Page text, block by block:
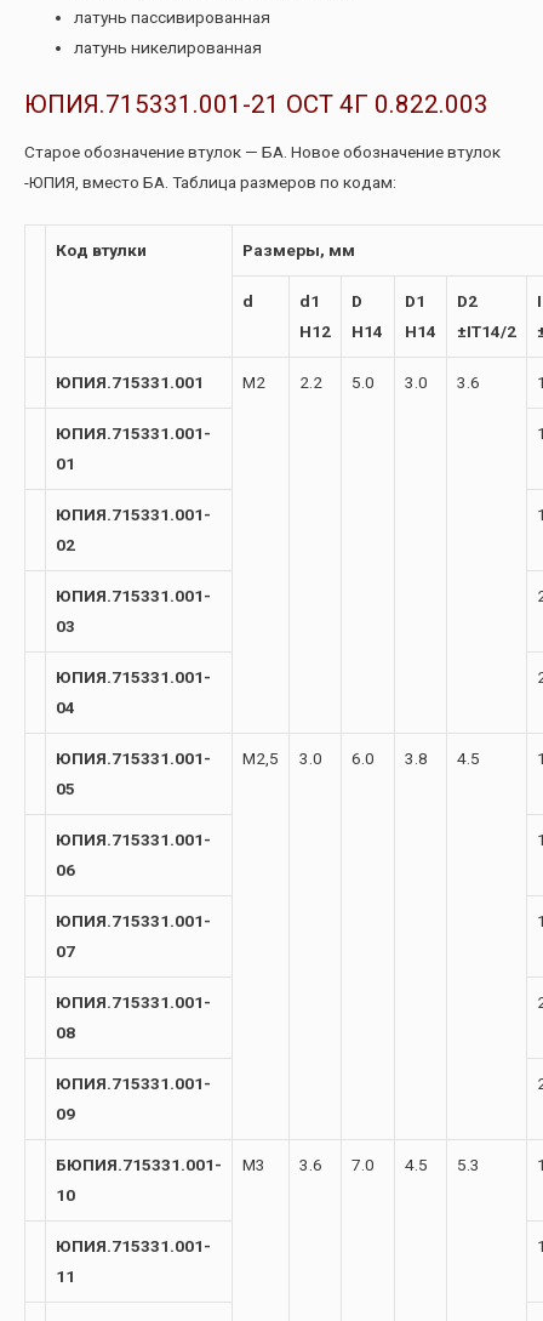
латунь пассивированная
латунь никелированная
ЮПИЯ.715331.001-21 ОСТ 4Г 0.822.003
Старое обозначение втулок — БА. Новое обозначение втулок
-ЮПИЯ, вместо БА. Таблица размеров по кодам:
Код втулки Размеры, мм
d
d1
H12
D
H14
D1
H14
D2
±IT14/2
I
ЮПИЯ.715331.001 М2 2.2 5.0 3.0 3.6
ЮПИЯ.715331.001-
01
ЮПИЯ.715331.001-
02
ЮПИЯ.715331.001-
03
ЮПИЯ.715331.001-
04
ЮПИЯ.715331.001-
05
М2,5 3.0 6.0 3.8 4.5
ЮПИЯ.715331.001-
06
ЮПИЯ.715331.001-
07
ЮПИЯ.715331.001-
08
ЮПИЯ.715331.001-
09
БЮПИЯ.715331.001-
10
М3 3.6 7.0 4.5 5.3
ЮПИЯ.715331.001-
11